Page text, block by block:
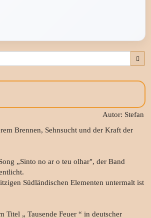
Autor: Stefan
Brennen, Sehnsucht und der Kraft der
„Sinto no ar o teu olhar", der Band
Südländischen Elementen untermalt ist
Titel „ Tausende Feuer “ in deutscher